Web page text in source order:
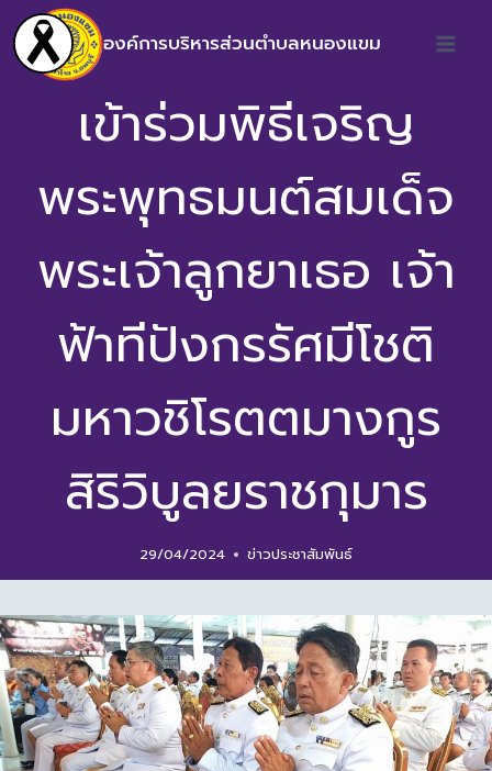
องค์การบริหารส่วนตำบลหนองแขม
เข้าร่วมพิธีเจริญ
พระพุทธมนต์สมเด็จ
พระเจ้าลูกยาเธอ เจ้า
ฟ้าทีปังกรรัศมีโชติ
มหาวชิโรตตมางกูร
สิริวิบูลยราชกุมาร
29/04/2024 ข่าวประชาสัมพันธ์